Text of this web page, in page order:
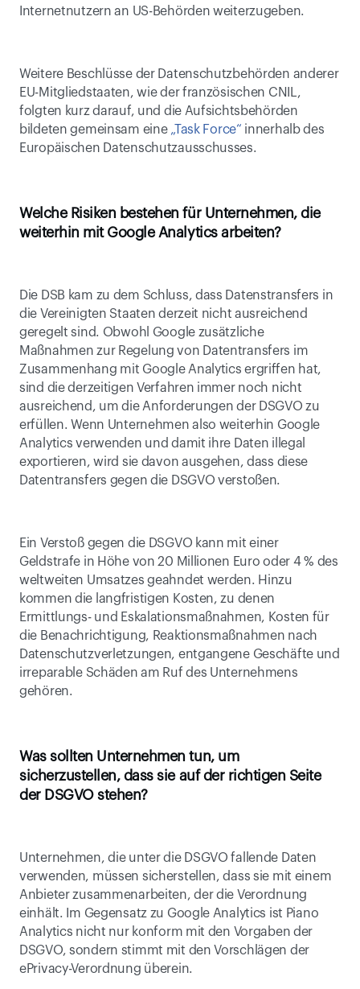
Internetnutzern an US-Behörden weiterzugeben.
Weitere Beschlüsse der Datenschutzbehörden anderer
EU-Mitgliedstaaten, wie der französischen CNIL,
folgten kurz darauf, und die Aufsichtsbehörden
bildeten gemeinsam eine „Task Force“ innerhalb des
Europäischen Datenschutzausschusses.
Welche Risiken bestehen für Unternehmen, die
weiterhin mit Google Analytics arbeiten?
Die DSB kam zu dem Schluss, dass Datenstransfers in
die Vereinigten Staaten derzeit nicht ausreichend
geregelt sind. Obwohl Google zusätzliche
Maßnahmen zur Regelung von Datentransfers im
Zusammenhang mit Google Analytics ergriffen hat,
sind die derzeitigen Verfahren immer noch nicht
ausreichend, um die Anforderungen der DSGVO zu
erfüllen. Wenn Unternehmen also weiterhin Google
Analytics verwenden und damit ihre Daten illegal
exportieren, wird sie davon ausgehen, dass diese
Datentransfers gegen die DSGVO verstoßen.
Ein Verstoß gegen die DSGVO kann mit einer
Geldstrafe in Höhe von 20 Millionen Euro oder 4 % des
weltweiten Umsatzes geahndet werden. Hinzu
kommen die langfristigen Kosten, zu denen
Ermittlungs- und Eskalationsmaßnahmen, Kosten für
die Benachrichtigung, Reaktionsmaßnahmen nach
Datenschutzverletzungen, entgangene Geschäfte und
irreparable Schäden am Ruf des Unternehmens
gehören.
Was sollten Unternehmen tun, um
sicherzustellen, dass sie auf der richtigen Seite
der DSGVO stehen?
Unternehmen, die unter die DSGVO fallende Daten
verwenden, müssen sicherstellen, dass sie mit einem
Anbieter zusammenarbeiten, der die Verordnung
einhält. Im Gegensatz zu Google Analytics ist Piano
Analytics nicht nur konform mit den Vorgaben der
DSGVO, sondern stimmt mit den Vorschlägen der
ePrivacy-Verordnung überein.